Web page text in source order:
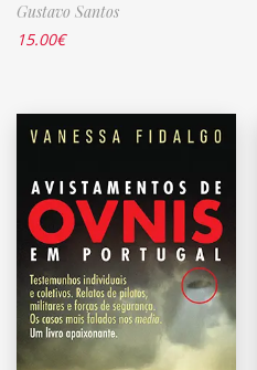
Gustavo Santos
15.00€